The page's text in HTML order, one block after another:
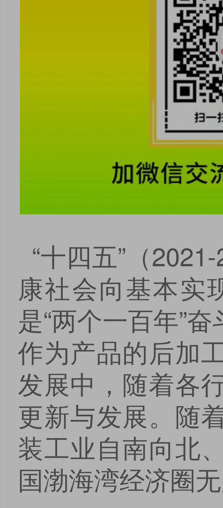
“十四五”（
康社会向基本实
是“两个一百年”
作为产品的后加
发展中，随着各
更新与发展。随
装工业自南向北
国渤海湾经济圈